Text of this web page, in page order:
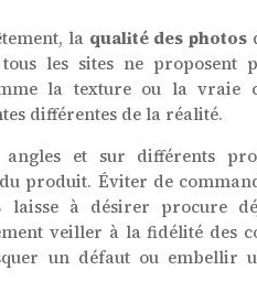
la qualité des photos
les sites ne proposent
la texture ou la vraie
différentes de la réalité.
angles et sur différents
produit. Éviter de
laisse à désirer procure
veiller à la fidélité des
un défaut ou embellir